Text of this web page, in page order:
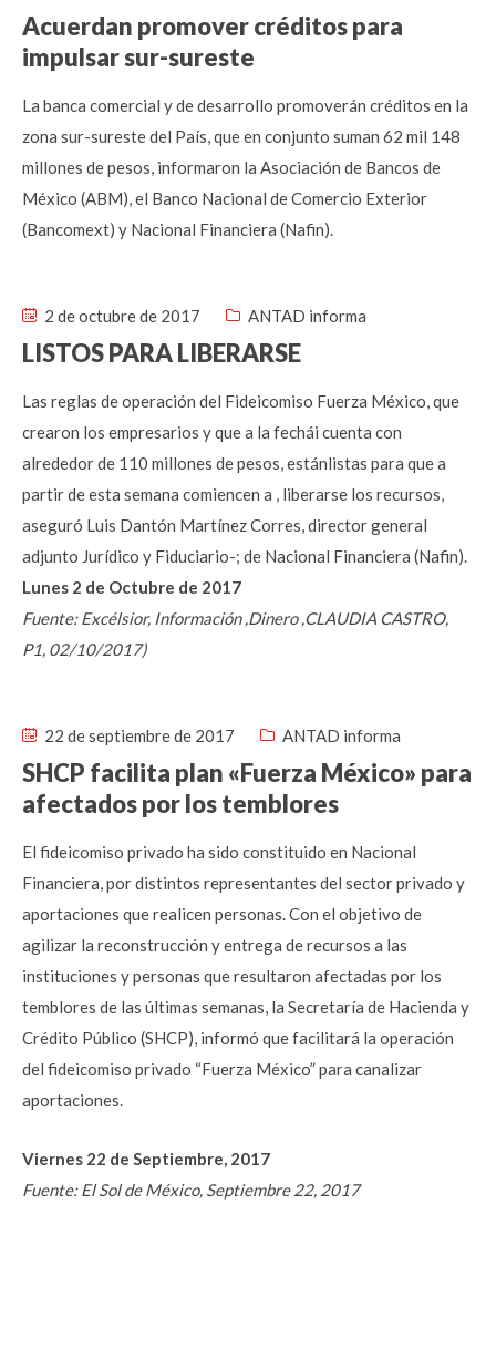
Acuerdan promover créditos para
impulsar sur-sureste
La banca comercial y de desarrollo promoverán créditos en la
zona sur-sureste del País, que en conjunto suman 62 mil 148
millones de pesos, informaron la Asociación de Bancos de
México (ABM), el Banco Nacional de Comercio Exterior
(Bancomext) y Nacional Financiera (Nafin).
2 de octubre de 2017 ANTAD informa
LISTOS PARA LIBERARSE
Las reglas de operación del Fideicomiso Fuerza México, que
crearon los empresarios y que a la fechái cuenta con
alrededor de 110 millones de pesos, estánlistas para que a
partir de esta semana comiencen a , liberarse los recursos,
aseguró Luis Dantón Martínez Corres, director general
adjunto Jurídico y Fiduciario-; de Nacional Financiera (Nafin).
Lunes 2 de Octubre de 2017
Fuente: Excélsior, Información ,Dinero ,CLAUDIA CASTRO,
P1, 02/10/2017)
22 de septiembre de 2017 ANTAD informa
SHCP facilita plan «Fuerza México» para
afectados por los temblores
El fideicomiso privado ha sido constituido en Nacional
Financiera, por distintos representantes del sector privado y
aportaciones que realicen personas. Con el objetivo de
agilizar la reconstrucción y entrega de recursos a las
instituciones y personas que resultaron afectadas por los
temblores de las últimas semanas, la Secretaría de Hacienda y
Crédito Público (SHCP), informó que facilitará la operación
del fideicomiso privado “Fuerza México” para canalizar
aportaciones.
Viernes 22 de Septiembre, 2017
Fuente: El Sol de México, Septiembre 22, 2017